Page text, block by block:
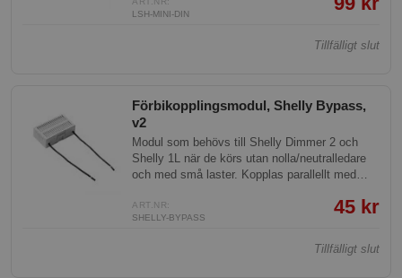
DIN-skena, vilket skapar en organiserad och
åtkomlig uppsättning i din elcentral.
LSH-MINI-DIN
Tillfälligt slut
Förbikopplingsmodul, Shelly Bypass,
v2
Modul som behövs till Shelly Dimmer 2 och
Shelly 1L när de körs utan nolla/neutralledare
och med små laster. Kopplas parallellt med
ART.NR:
SHELLY-BYPASS
45 kr
Tillfälligt slut